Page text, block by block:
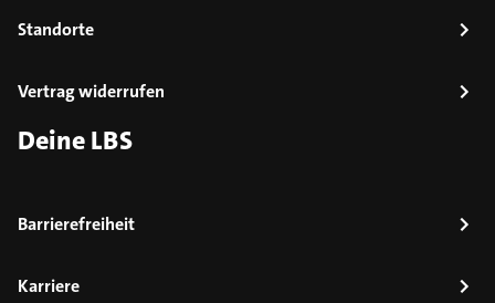
Standorte
Vertrag widerrufen
Deine LBS
Barrierefreiheit
Karriere